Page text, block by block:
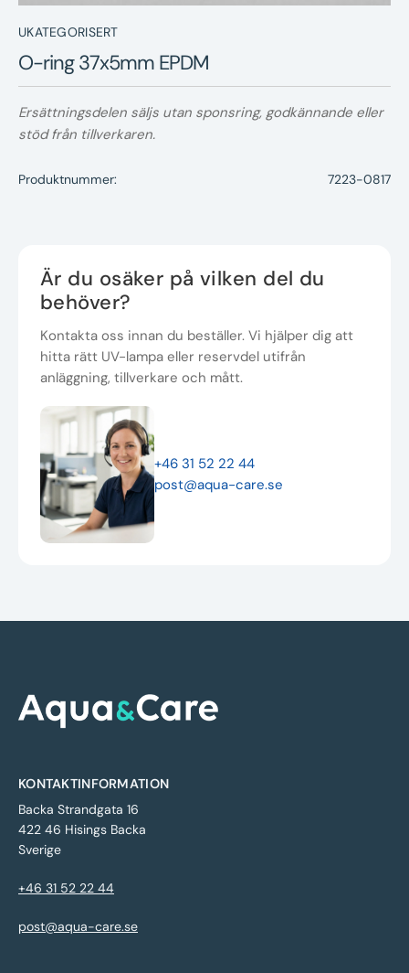
UKATEGORISERT
O-ring 37x5mm EPDM
Ersättningsdelen säljs utan sponsring, godkännande eller
stöd från tillverkaren.
Produktnummer: 7223-0817
Är du osäker på vilken del du
behöver?
Kontakta oss innan du beställer. Vi hjälper dig att
hitta rätt UV-lampa eller reservdel utifrån
anläggning, tillverkare och mått.
+46 31 52 22 44
post@aqua-care.se
KONTAKTINFORMATION
Backa Strandgata 16
422 46 Hisings Backa
Sverige
+46 31 52 22 44
post@aqua-care.se